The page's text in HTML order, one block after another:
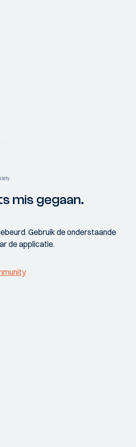
mis gegaan.
Gebruik de onderstaande
de applicatie.